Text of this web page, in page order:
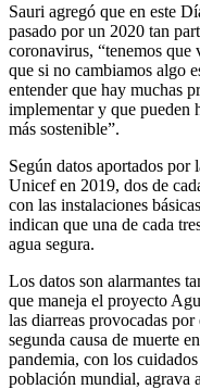
Sauri agregó que en este
pasado por un 2020 tan
coronavirus, “tenemos que
que si no cambiamos algo
entender que hay muchas
implementar y que pueden
más sostenible”.
Según datos aportados
Unicef en 2019, dos de
con las instalaciones
indican que una de cada
agua segura.
Los datos son alarmantes
que maneja el proyecto
las diarreas provocadas
segunda causa de muerte
pandemia, con los
población mundial, agrava